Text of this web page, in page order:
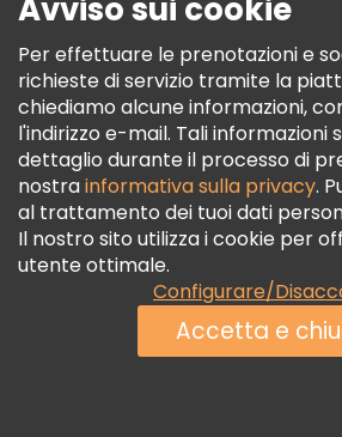
Termini E Condizioni
Informativa Sui Cookie
Freetour Premi
Programma Di Fidelizzazione
Avviso sui cookie
Per effettuare le prenotazioni e
richieste di servizio tramite la
chiediamo alcune informazioni,
l'indirizzo e-mail. Tali informazioni
dettaglio durante il processo di
nostrainformativa sulla privacy.
al trattamento dei tuoi dati
Il nostro sito utilizza i cookie per
utente ottimale.
Configurare/
Accetta e